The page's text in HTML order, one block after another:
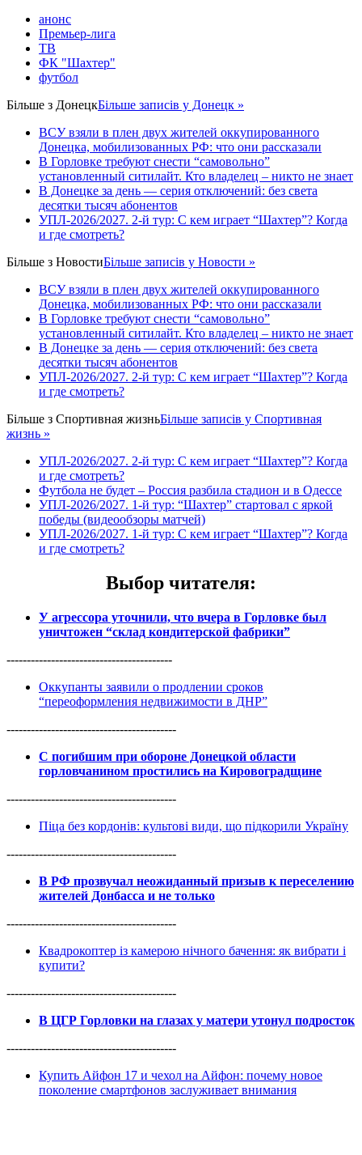
анонс
Премьер-лига
ТВ
ФК "Шахтер"
футбол
Більше з ДонецкБільше записів у Донецк »
ВСУ взяли в плен двух жителей оккупированного
Донецка, мобилизованных РФ: что они рассказали
В Горловке требуют снести “самовольно”
установленный ситилайт. Кто владелец – никто не знает
В Донецке за день — серия отключений: без света
десятки тысяч абонентов
УПЛ-2026/2027. 2-й тур: С кем играет “Шахтер”? Когда
и где смотреть?
Більше з НовостиБільше записів у Новости »
ВСУ взяли в плен двух жителей оккупированного
Донецка, мобилизованных РФ: что они рассказали
В Горловке требуют снести “самовольно”
установленный ситилайт. Кто владелец – никто не знает
В Донецке за день — серия отключений: без света
десятки тысяч абонентов
УПЛ-2026/2027. 2-й тур: С кем играет “Шахтер”? Когда
и где смотреть?
Більше з Спортивная жизньБільше записів у Спортивная
жизнь »
УПЛ-2026/2027. 2-й тур: С кем играет “Шахтер”? Когда
и где смотреть?
Футбола не будет – Россия разбила стадион и в Одессе
УПЛ-2026/2027. 1-й тур: “Шахтер” стартовал с яркой
победы (видеообзоры матчей)
УПЛ-2026/2027. 1-й тур: С кем играет “Шахтер”? Когда
и где смотреть?
Выбор читателя:
У агрессора уточнили, что вчера в Горловке был
уничтожен “склад кондитерской фабрики”
-----------------------------------------
Оккупанты заявили о продлении сроков
“переоформления недвижимости в ДНР”
------------------------------------------
С погибшим при обороне Донецкой области
горловчанином простились на Кировоградщине
------------------------------------------
Піца без кордонів: культові види, що підкорили Україну
------------------------------------------
В РФ прозвучал неожиданный призыв к переселению
жителей Донбасса и не только
------------------------------------------
Квадрокоптер із камерою нічного бачення: як вибрати і
купити?
------------------------------------------
В ЦГР Горловки на глазах у матери утонул подросток
------------------------------------------
Купить Айфон 17 и чехол на Айфон: почему новое
поколение смартфонов заслуживает внимания